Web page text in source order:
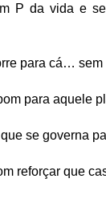
P da vida e
para cá… sem
para aquele
se governa
reforçar que